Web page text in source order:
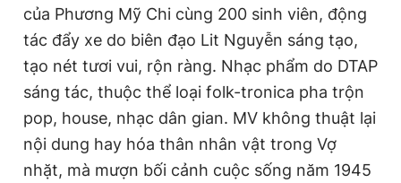
của Phương Mỹ Chi cùng 200 sinh viên, động
tác đẩy xe do biên đạo Lit Nguyễn sáng tạo,
tạo nét tươi vui, rộn ràng. Nhạc phẩm do DTAP
sáng tác, thuộc thể loại folk-tronica pha trộn
pop, house, nhạc dân gian. MV không thuật lại
nội dung hay hóa thân nhân vật trong Vợ
nhặt, mà mượn bối cảnh cuộc sống năm 1945